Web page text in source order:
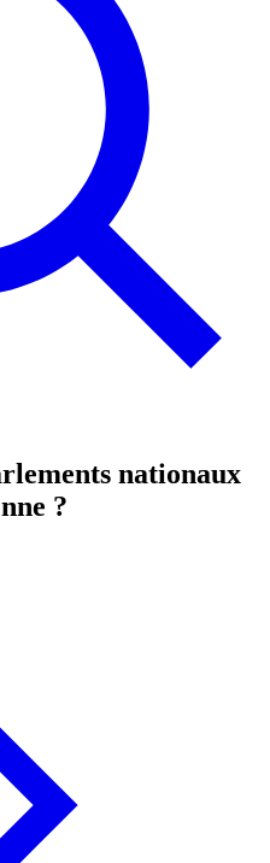
nationaux
?